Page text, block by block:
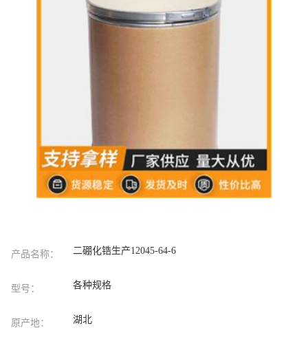
产品名称： 二硼化锆生产12045-64-6
型号： 各种规格
原产地： 湖北